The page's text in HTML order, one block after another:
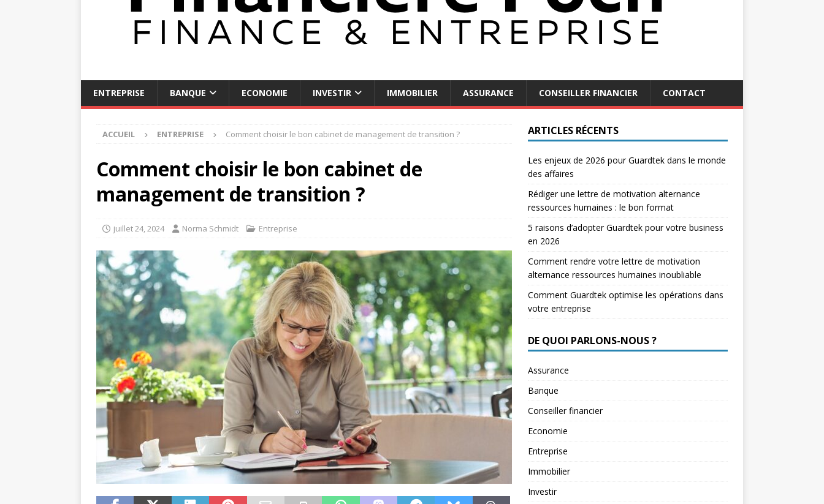
ENTREPRISE BANQUE ECONOMIE INVESTIR IMMOBILIER ASSURANCE CONSEILLER FINANCIER CONTACT
ACCUEIL ENTREPRISE Comment choisir le bon cabinet de management de transition ?
Comment choisir le bon cabinet de
management de transition ?
juillet 24, 2024 Norma Schmidt Entreprise
ARTICLES RÉCENTS
Les enjeux de 2026 pour Guardtek dans le monde
des affaires
Rédiger une lettre de motivation alternance
ressources humaines : le bon format
5 raisons d’adopter Guardtek pour votre business
en 2026
Comment rendre votre lettre de motivation
alternance ressources humaines inoubliable
Comment Guardtek optimise les opérations dans
votre entreprise
DE QUOI PARLONS-NOUS ?
Assurance
Banque
Conseiller financier
Economie
Entreprise
Immobilier
Investir